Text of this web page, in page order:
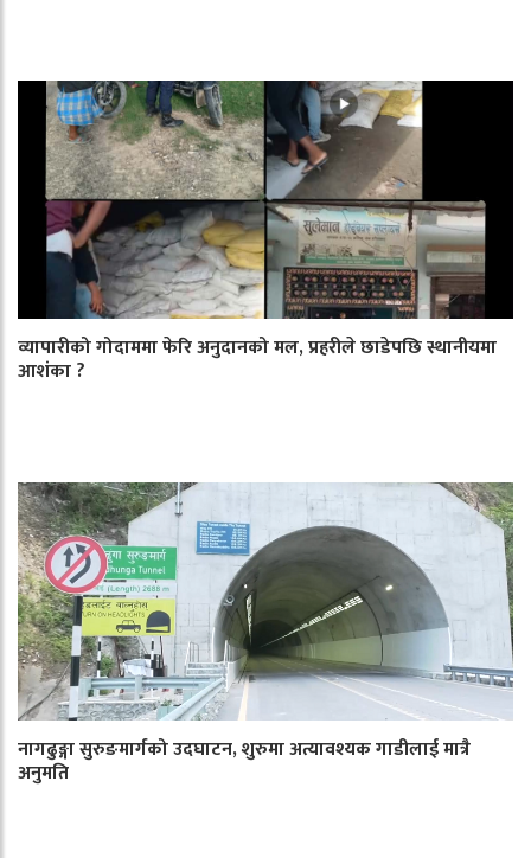
व्यापारीको गोदाममा फेरि अनुदानको मल, प्रहरीले छाडेपछि स्थानीयमा
आशंका ?
नागढुङ्गा सुरुङमार्गको उदघाटन, शुरुमा अत्यावश्यक गाडीलाई मात्रै
अनुमति